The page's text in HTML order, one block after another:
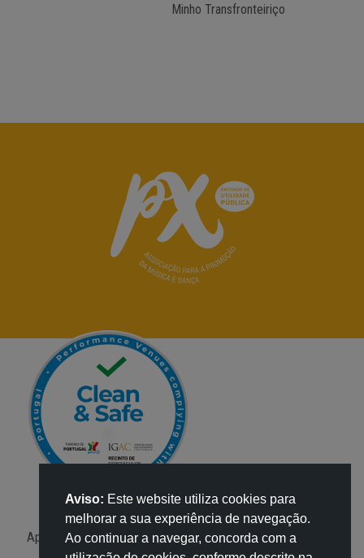
Minho Transfronteiriço
Apoio:
Aviso: Este website utiliza cookies para
melhorar a sua experiência de navegação.
Ao continuar a navegar, concorda com a